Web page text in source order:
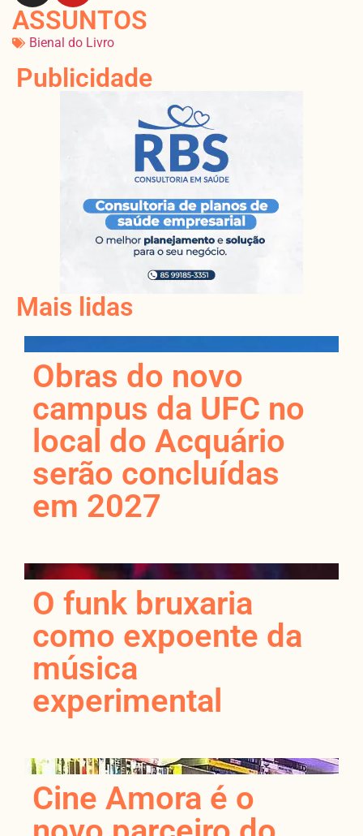
ASSUNTOS
Bienal do Livro
Publicidade
Mais lidas
Obras do novo
campus da UFC no
local do Acquário
serão concluídas
em 2027
O funk bruxaria
como expoente da
música
experimental
Cine Amora é o